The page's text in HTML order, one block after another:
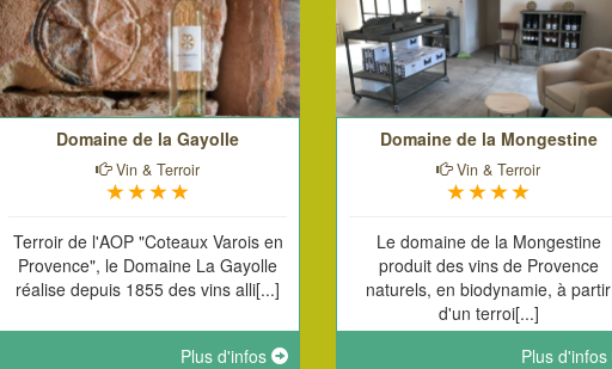
Domaine de la Gayolle
Vin & Terroir
Terroir de l'AOP "Coteaux Varois en
Provence", le Domaine La Gayolle
réalise depuis 1855 des vins alli[...]
Plus d'infos
Domaine de la Mongestine
Vin & Terroir
Le domaine de la Mongestine
produit des vins de Provence
naturels, en biodynamie, à partir
d'un terroi[...]
Plus d'infos